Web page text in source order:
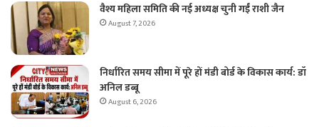
वैश्य महिला समिति की नई अध्यक्ष चुनी गईं राशी जैन
August 7, 2026
निर्धारित समय सीमा में पूरे हों मंडी बोर्ड के विकास कार्य: डॉ
अनिल डब्बू
August 6, 2026